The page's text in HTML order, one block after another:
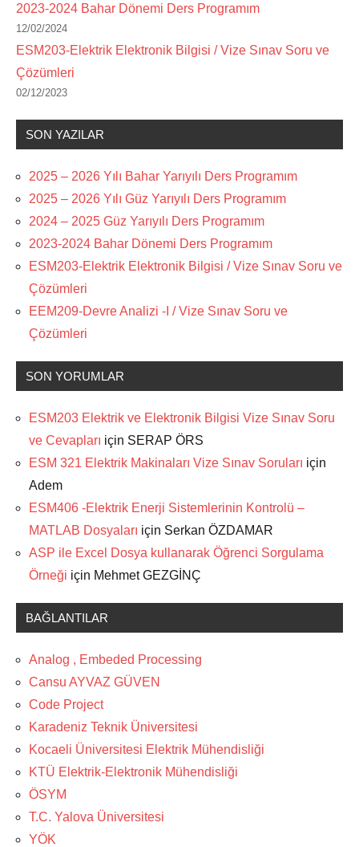
2023-2024 Bahar Dönemi Ders Programım
12/02/2024
ESM203-Elektrik Elektronik Bilgisi / Vize Sınav Soru ve
Çözümleri
02/12/2023
SON YAZILAR
2025 – 2026 Yılı Bahar Yarıyılı Ders Programım
2025 – 2026 Yılı Güz Yarıyılı Ders Programım
2024 – 2025 Güz Yarıyılı Ders Programım
2023-2024 Bahar Dönemi Ders Programım
ESM203-Elektrik Elektronik Bilgisi / Vize Sınav Soru ve
Çözümleri
EEM209-Devre Analizi -I / Vize Sınav Soru ve
Çözümleri
SON YORUMLAR
ESM203 Elektrik ve Elektronik Bilgisi Vize Sınav Soru
ve Cevapları için SERAP ÖRS
ESM 321 Elektrik Makinaları Vize Sınav Soruları için
Adem
ESM406 -Elektrik Enerji Sistemlerinin Kontrolü –
MATLAB Dosyaları için Serkan ÖZDAMAR
ASP ile Excel Dosya kullanarak Öğrenci Sorgulama
Örneği için Mehmet GEZGİNÇ
BAĞLANTILAR
Analog , Embeded Processing
Cansu AYVAZ GÜVEN
Code Project
Karadeniz Teknik Üniversitesi
Kocaeli Üniversitesi Elektrik Mühendisliği
KTÜ Elektrik-Elektronik Mühendisliği
ÖSYM
T.C. Yalova Üniversitesi
YÖK